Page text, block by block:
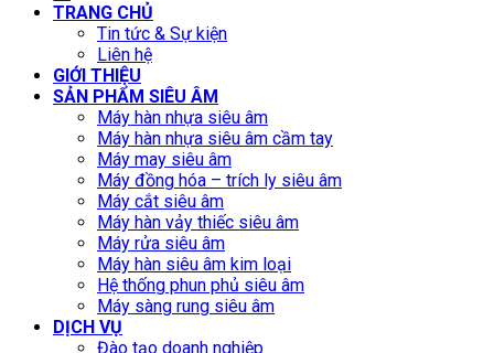
TRANG CHỦ
Tin tức & Sự kiện
Liên hệ
GIỚI THIỆU
SẢN PHẨM SIÊU ÂM
Máy hàn nhựa siêu âm
Máy hàn nhựa siêu âm cầm tay
Máy may siêu âm
Máy đồng hóa – trích ly siêu âm
Máy cắt siêu âm
Máy hàn vảy thiếc siêu âm
Máy rửa siêu âm
Máy hàn siêu âm kim loại
Hệ thống phun phủ siêu âm
Máy sàng rung siêu âm
DỊCH VỤ
Đào tạo doanh nghiệp